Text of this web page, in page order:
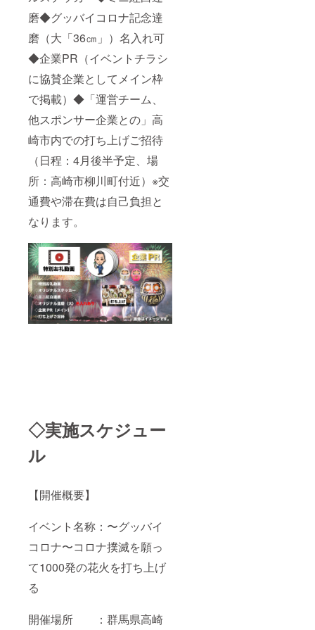
磨◆グッバイコロナ記念達
磨（大「36㎝」）名入れ可
◆企業PR（イベントチラシ
に協賛企業としてメイン枠
で掲載）◆「運営チーム、
他スポンサー企業との」高
崎市内での打ち上げご招待
（日程：4月後半予定、場
所：高崎市柳川町付近）※交
通費や滞在費は自己負担と
なります。
◇実施スケジュー
ル
【開催概要】
イベント名称：〜グッバイ
コロナ〜コロナ撲滅を願っ
て1000発の花火を打ち上げ
る
開催場所 ：群馬県高崎